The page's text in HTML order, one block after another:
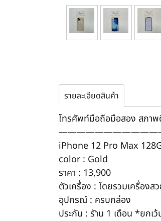
รายละเอียดสินค้า
โทรศัพท์มือถือมือสอง สภา
iPhone 12 Pro Max
color : Gold
ราคา : 13,900
ตัวเครื่อง : โดยรวมเครื่อง
อุปกรณ์ : ครบกล่อง
ประกัน : รัาน 1 เดือน *ยกเ